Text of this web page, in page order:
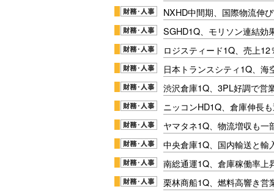
NXHD中間期、国際物流伸
SGHD1Q、モリソン連結効
ロジスティード1Q、売上
日本トランスシティ1Q、海
渋沢倉庫1Q、3PL好調で営
ニッコンHD1Q、倉庫伸長
ヤマタネ1Q、物流増収も一
中央倉庫1Q、国内輸送と輸
南総通運1Q、倉庫稼働率上
栗林商船1Q、燃料高響き営